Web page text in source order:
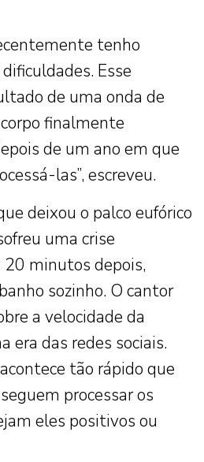
tenho
Esse
de uma onda de
finalmente
de um ano em que
las”, escreveu.
deixou o palco eufórico
uma crise
20 minutos depois,
sozinho. O cantor
a velocidade da
era das redes sociais.
tão rápido que
processar os
eles positivos ou